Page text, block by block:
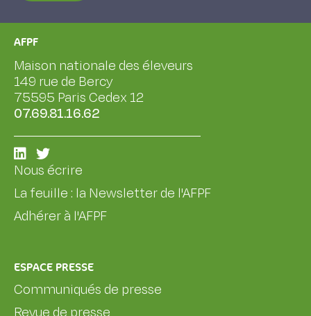
AFPF
Maison nationale des éleveurs
149 rue de Bercy
75595 Paris Cedex 12
07.69.81.16.62
Nous écrire
La feuille : la Newsletter de l'AFPF
Adhérer à l'AFPF
ESPACE PRESSE
Communiqués de presse